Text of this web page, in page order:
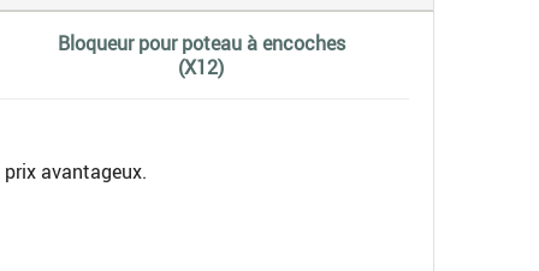
Bloqueur pour poteau à encoches
(X12)
avantageux.